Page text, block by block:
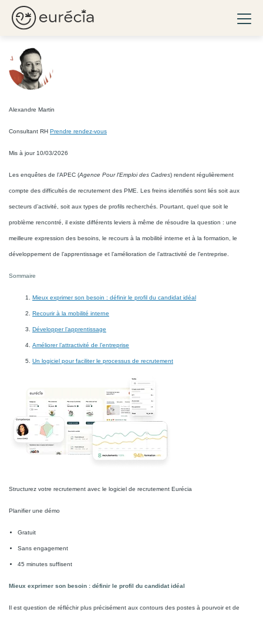
Comment pallier aux
difficultés de recrutement ?
Alexandre Martin
Consultant RH Prendre rendez-vous
Mis à jour 10/03/2026
Les enquêtes de l’APEC (Agence Pour l'Emploi des Cadres) rendent régulièrement
compte des difficultés de recrutement des PME. Les freins identifiés sont liés soit aux
secteurs d’activité, soit aux types de profils recherchés. Pourtant, quel que soit le
problème rencontré, il existe différents leviers à même de résoudre la question : une
meilleure expression des besoins, le recours à la mobilité interne et à la formation, le
développement de l’apprentissage et l’amélioration de l’attractivité de l’entreprise.
Sommaire
Mieux exprimer son besoin : définir le profil du candidat idéal
Recourir à la mobilité interne
Développer l’apprentissage
Améliorer l’attractivité de l’entreprise
Un logiciel pour faciliter le processus de recrutement
Structurez votre recrutement avec le logiciel de recrutement Eurécia
Planifier une démo
Gratuit
Sans engagement
45 minutes suffisent
Mieux exprimer son besoin : définir le profil du candidat idéal
Il est question de réfléchir plus précisément aux contours des postes à pourvoir et de